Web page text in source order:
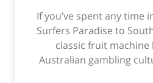
If you’ve spent any time
Surfers Paradise to
classic fruit machine
Australian gambling